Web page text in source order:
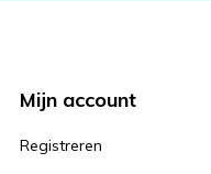
Mijn account
Registreren